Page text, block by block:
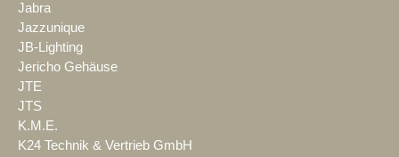
Jabra
Jazzunique
JB-Lighting
Jericho Gehäuse
JTE
JTS
K.M.E.
K24 Technik & Vertrieb GmbH